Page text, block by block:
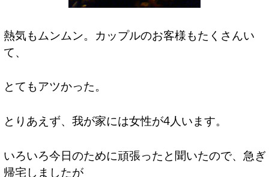
熱気もムンムン。カップルのお客様もたくさんい
て、
とてもアツかった。
とりあえず、我が家には女性が4人います。
いろいろ今日のために頑張ったと聞いたので、急ぎ
帰宅しましたが